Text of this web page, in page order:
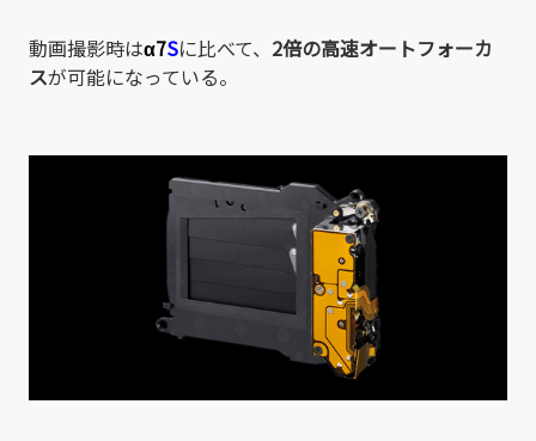
動画撮影時はα7Sに比べて、 2倍の高速オートフォーカ
スが可能になっている。